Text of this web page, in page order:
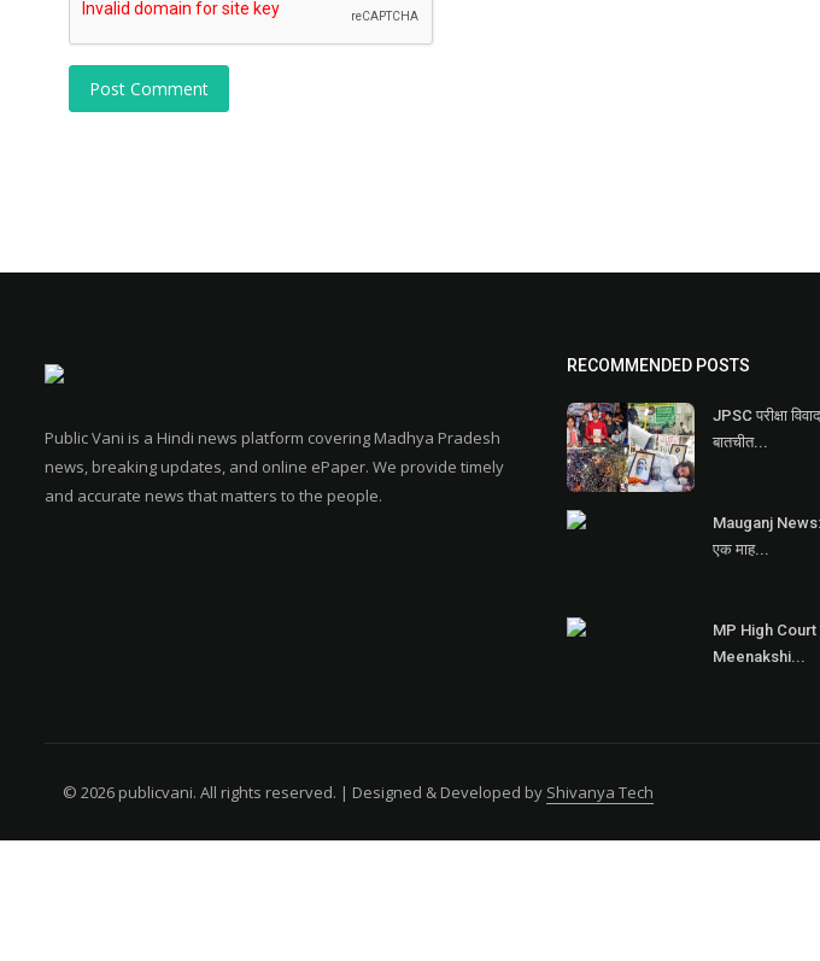
Post Comment
Public Vani is a Hindi news platform covering Madhya Pradesh
news, breaking updates, and online ePaper. We provide timely
and accurate news that matters to the people.
RECOMMENDED POSTS
JPSC परीक्षा
बातचीत...
Mauganj News:
एक माह...
MP High Court
Meenakshi...
© 2026 publicvani. All rights reserved. | Designed & Developed by Shivanya Tech